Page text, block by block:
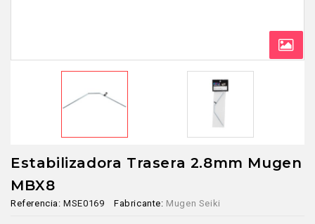
Estabilizadora Trasera 2.8mm Mugen
MBX8
Referencia: MSE0169 Fabricante: Mugen Seiki